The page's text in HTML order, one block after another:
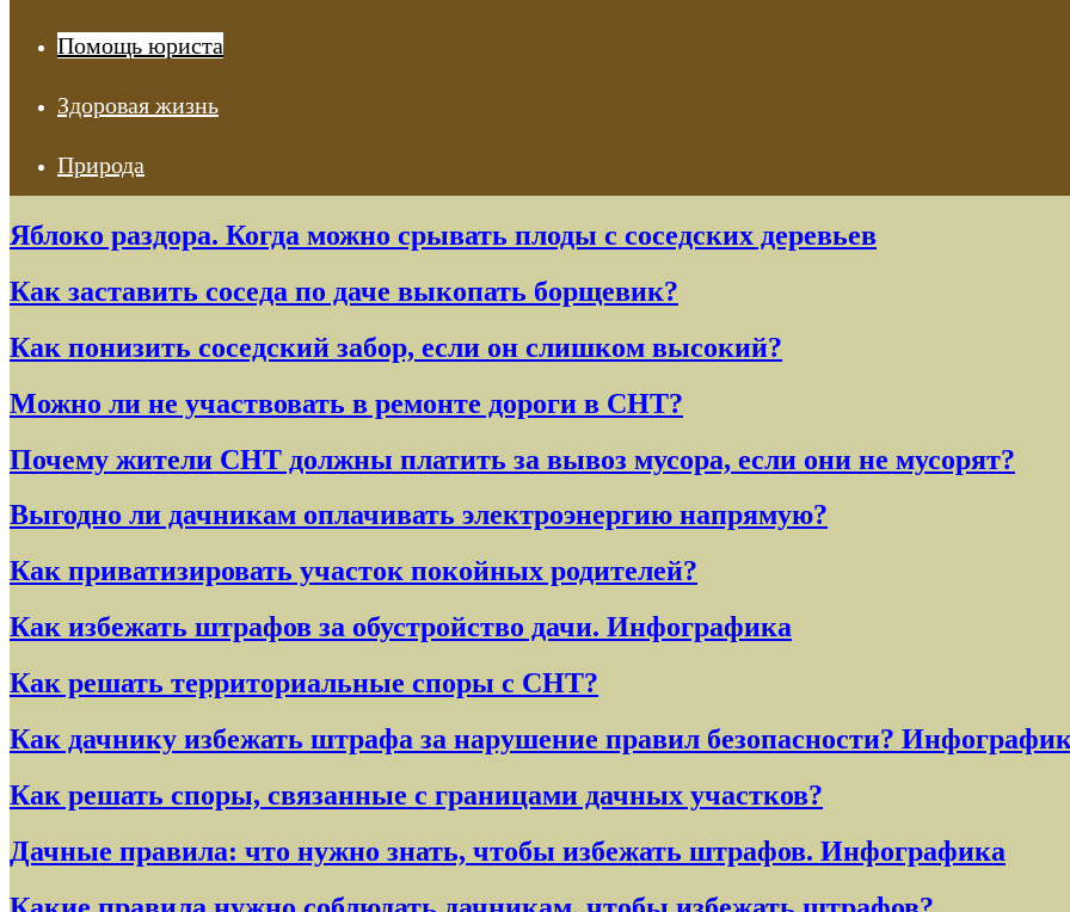
Помощь юриста
Здоровая жизнь
Природа
Яблоко раздора. Когда можно срывать плоды с соседских деревьев
Как заставить соседа по даче выкопать борщевик?
Как понизить соседский забор, если он слишком высокий?
Можно ли не участвовать в ремонте дороги в СНТ?
Почему жители СНТ должны платить за вывоз мусора, если они не мусорят?
Выгодно ли дачникам оплачивать электроэнергию напрямую?
Как приватизировать участок покойных родителей?
Как избежать штрафов за обустройство дачи. Инфографика
Как решать территориальные споры с СНТ?
Как дачнику избежать штрафа за нарушение правил безопасности?
Как решать споры, связанные с границами дачных участков?
Дачные правила: что нужно знать, чтобы избежать штрафов. Инфографика